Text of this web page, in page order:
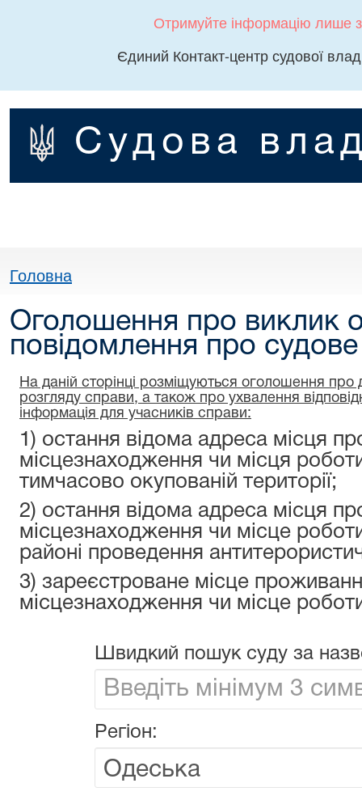
Отримуйте інформацію лише
Єдиний Контакт-центр судової
Судова
Головна
Оголошення про виклик
повідомлення про
На даній сторінці розміщуються оголошення про
розгляду справи, а також про ухвалення
інформація для учасників справи:
1) остання відома адреса місця
місцезнаходження чи місця
тимчасово окупованій території;
2) остання відома адреса місця
місцезнаходження чи місце
районі проведення
3) зареєстроване місце
місцезнаходження чи місце
Швидкий пошук суду за
Регіон: